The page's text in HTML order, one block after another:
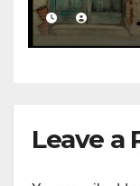
Leave a